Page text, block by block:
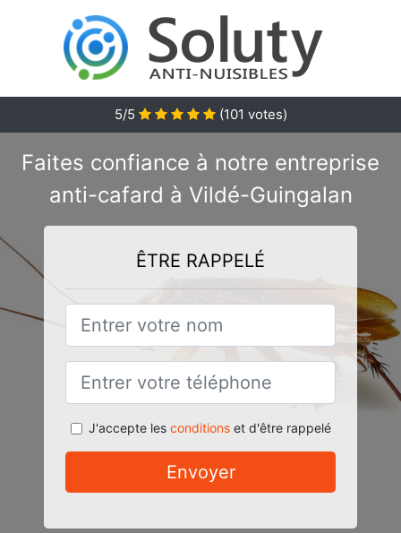
5/5 (101 votes)
Faites confiance à notre entreprise
anti-cafard à Vildé-Guingalan
ÊTRE RAPPELÉ
J'accepte les conditionset d'être rappelé
Envoyer